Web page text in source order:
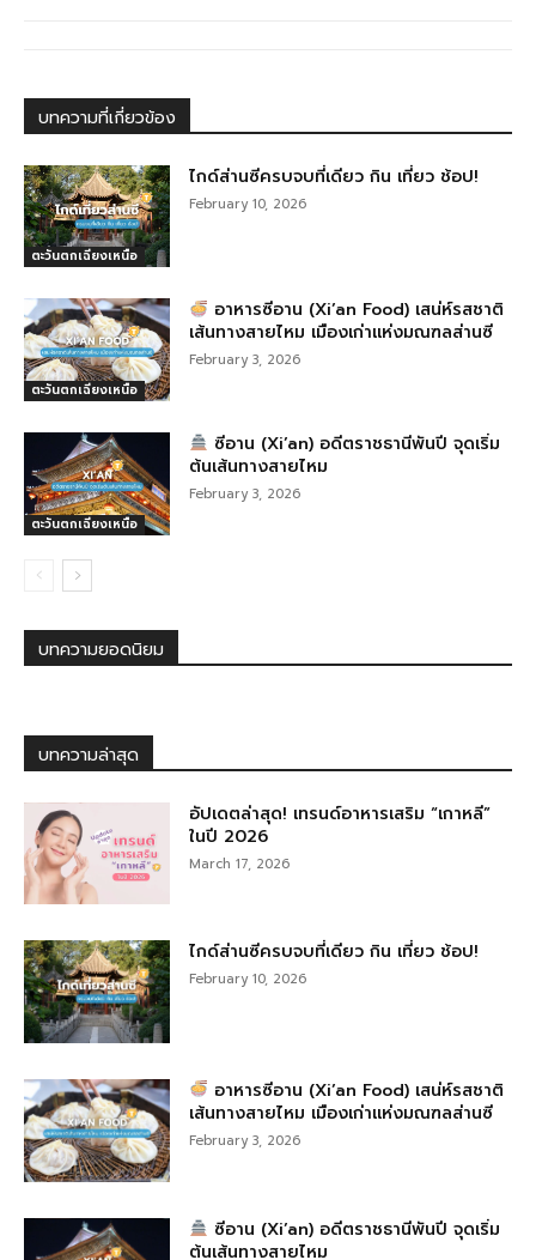
o
k
er
บทความที่เกี่ยวข้อง
ตะวันตกเฉียงเหนือ
ไกด์ส่านซีครบจบที่เดียว กิน เที่ยว ช้อป!
February 10, 2026
ตะวันตกเฉียงเหนือ
อาหารซีอาน (Xi’an Food) เสน่ห์รสชาติ
เส้นทางสายไหม เมืองเก่าแห่งมณฑลส่านซี
February 3, 2026
ตะวันตกเฉียงเหนือ
ซีอาน (Xi’an) อดีตราชธานีพันปี จุดเริ่ม
ต้นเส้นทางสายไหม
February 3, 2026
บทความยอดนิยม
บทความล่าสุด
อัปเดตล่าสุด! เทรนด์อาหารเสริม “เกาหลี”
ในปี 2026
March 17, 2026
ไกด์ส่านซีครบจบที่เดียว กิน เที่ยว ช้อป!
February 10, 2026
อาหารซีอาน (Xi’an Food) เสน่ห์รสชาติ
เส้นทางสายไหม เมืองเก่าแห่งมณฑลส่านซี
February 3, 2026
ซีอาน (Xi’an) อดีตราชธานีพันปี จุดเริ่ม
ต้นเส้นทางสายไหม